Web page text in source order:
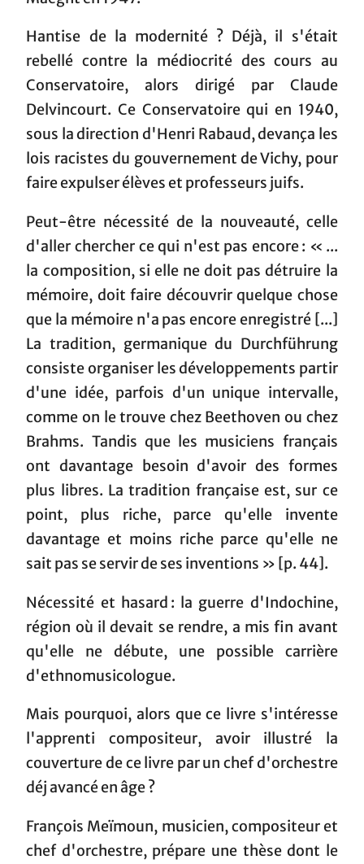
Hantise de la modernité ? Déjà, il s'était
rebellé contre la médiocrité des cours au
Conservatoire, alors dirigé par Claude
Delvincourt. Ce Conservatoire qui en 1940,
sous la direction d'Henri Rabaud, devança les
lois racistes du gouvernement de Vichy, pour
faire expulser élèves et professeurs juifs.
Peut-être nécessité de la nouveauté, celle
d'aller chercher ce qui n'est pas encore : « ...
la composition, si elle ne doit pas détruire la
mémoire, doit faire découvrir quelque chose
que la mémoire n'a pas encore enregistré [...]
La tradition, germanique du Durchführung
consiste organiser les développements partir
d'une idée, parfois d'un unique intervalle,
comme on le trouve chez Beethoven ou chez
Brahms. Tandis que les musiciens français
ont davantage besoin d'avoir des formes
plus libres. La tradition française est, sur ce
point, plus riche, parce qu'elle invente
davantage et moins riche parce qu'elle ne
sait pas se servir de ses inventions » [p. 44].
Nécessité et hasard : la guerre d'Indochine,
région où il devait se rendre, a mis fin avant
qu'elle ne débute, une possible carrière
d'ethnomusicologue.
Mais pourquoi, alors que ce livre s'intéresse
l'apprenti compositeur, avoir illustré la
couverture de ce livre par un chef d'orchestre
déj avancé en âge ?
François Meïmoun, musicien, compositeur et
chef d'orchestre, prépare une thèse dont le